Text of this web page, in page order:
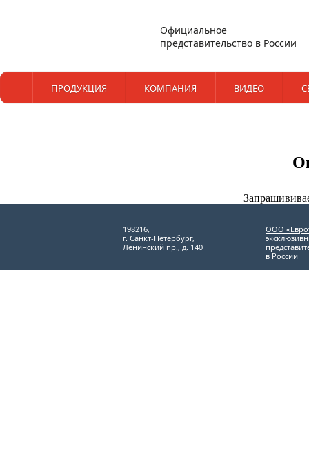
ПРОДУКЦИЯ КОМПАНИЯ ВИДЕО
Официальное
представительство в России
198216,
г. Санкт-Петербург,
Ленинский пр., д. 140
ООО
в России